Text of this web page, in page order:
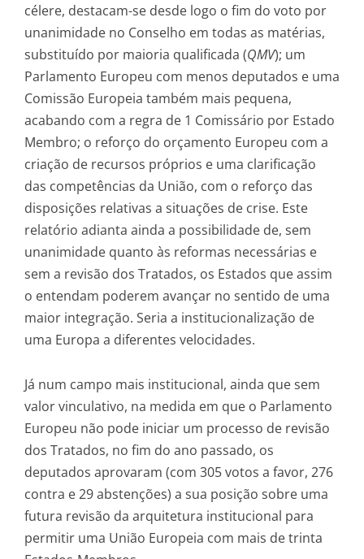
célere, destacam-se desde logo o fim do voto por
unanimidade no Conselho em todas as matérias,
substituído por maioria qualificada (QMV); um
Parlamento Europeu com menos deputados e uma
Comissão Europeia também mais pequena,
acabando com a regra de 1 Comissário por Estado
Membro; o reforço do orçamento Europeu com a
criação de recursos próprios e uma clarificação
das competências da União, com o reforço das
disposições relativas a situações de crise. Este
relatório adianta ainda a possibilidade de, sem
unanimidade quanto às reformas necessárias e
sem a revisão dos Tratados, os Estados que assim
o entendam poderem avançar no sentido de uma
maior integração. Seria a institucionalização de
uma Europa a diferentes velocidades.
Já num campo mais institucional, ainda que sem
valor vinculativo, na medida em que o Parlamento
Europeu não pode iniciar um processo de revisão
dos Tratados, no fim do ano passado, os
deputados aprovaram (com 305 votos a favor, 276
contra e 29 abstenções) a sua posição sobre uma
futura revisão da arquitetura institucional para
permitir uma União Europeia com mais de trinta